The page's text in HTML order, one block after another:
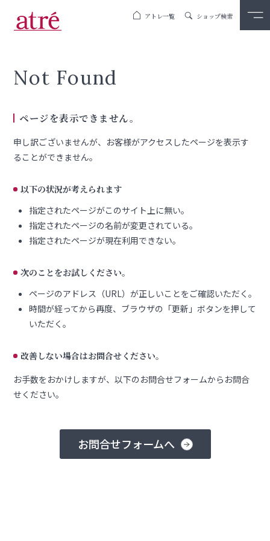
アトレ一覧 ショップ検索
Not Found
ページを表示できません。
申し訳ございませんが、お客様がアクセスしたページを表示す
ることができません。
以下の状況が考えられます
指定されたページがこのサイト上に無い。
指定されたページの名前が変更されている。
指定されたページが現在利用できない。
次のことをお試しください。
ページのアドレス（URL）が正しいことをご確認いただく。
時間が経ってから再度、ブラウザの「更新」ボタンを押して
いただく。
改善しない場合はお問合せください。
お手数をおかけしますが、以下のお問合せフォームからお問合
せください。
お問合せフォームへ